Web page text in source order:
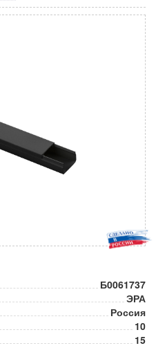
Б0061737
ЭРА
Россия
10
15